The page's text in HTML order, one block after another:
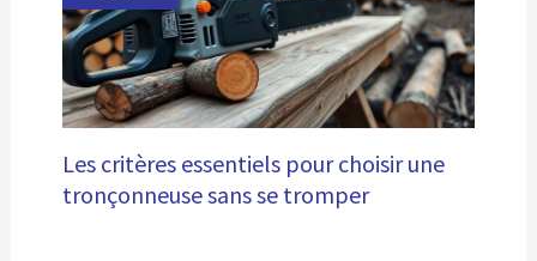
Les critères essentiels pour choisir une
tronçonneuse sans se tromper